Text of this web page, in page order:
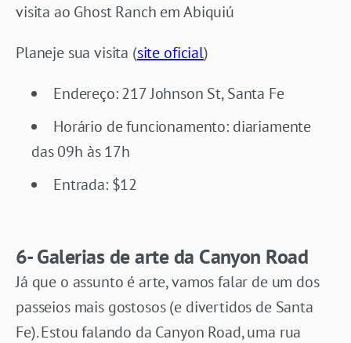
visita ao Ghost Ranch em Abiquiú
Planeje sua visita (site oficial)
Endereço: 217 Johnson St, Santa Fe
Horário de funcionamento: diariamente
das 09h às 17h
Entrada: $12
6- Galerias de arte da Canyon Road
Já que o assunto é arte, vamos falar de um dos
passeios mais gostosos (e divertidos de Santa
Fe). Estou falando da Canyon Road, uma rua